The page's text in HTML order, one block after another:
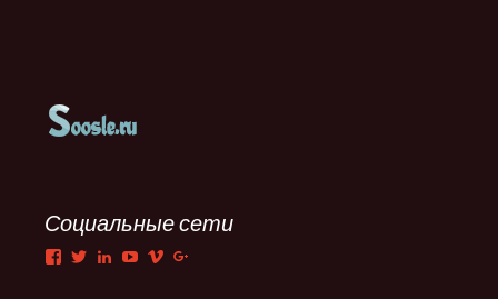
Социальные сети
Facebook
TwitterLinkedIn
YouTube
Vimeo